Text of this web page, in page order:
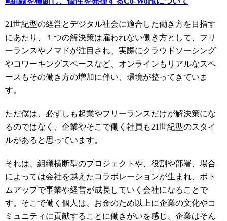
21世紀型の経営とデジタル社会に適合した働き方を目指す
にあたり、１つの解決策は雇われない働き方として、フリ
ーランスやノマドが注目され、実際にクラウドソーシング
やコワーキングスペースなど、オンラインもリアルなスペ
ースもその働き方の増加に伴い、環境が整ってきていま
す。
ただ僕は、必ずしも起業やフリーランスだけが解決策にな
るのではなく、企業やそこで働く社員も21世紀型のスタイ
ルがあると思っています。
それは、組織横断型のプロジェクトや、役割や部署、場合
によっては会社を越えたコラボレーションが生まれ、ボト
ムアップで事業や経営が成長していく会社になることで
す。そこで働く個人は、お金のため以上に企業の文化やコ
ミュニティに貢献することに働きがいを感じ、企業はそん